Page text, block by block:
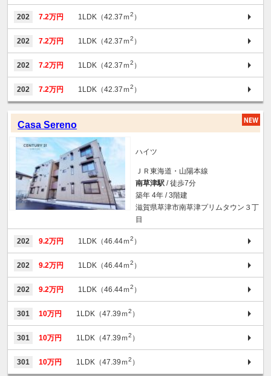
202 7.2万円 1LDK（42.37ｍ2 ）
202 7.2万円 1LDK（42.37ｍ2 ）
202 7.2万円 1LDK（42.37ｍ2 ）
202 7.2万円 1LDK（42.37ｍ2 ）
Casa Sereno
ハイツ
ＪＲ東海道・山陽本線
南草津駅 / 徒歩7分
築年 4年 / 3階建
滋賀県草津市南草津プリムタウン３丁
目
202 9.2万円 1LDK（46.44ｍ2 ）
202 9.2万円 1LDK（46.44ｍ2 ）
202 9.2万円 1LDK（46.44ｍ2 ）
301 10万円 1LDK（47.39ｍ2 ）
301 10万円 1LDK（47.39ｍ2 ）
301 10万円 1LDK（47.39ｍ2 ）